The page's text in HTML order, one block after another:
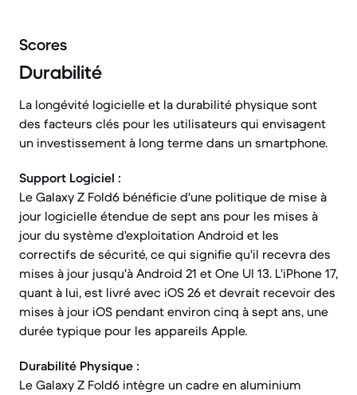
Scores
Durabilité
La longévité logicielle et la durabilité physique sont
des facteurs clés pour les utilisateurs qui envisagent
un investissement à long terme dans un smartphone.
Support Logiciel :
Le Galaxy Z Fold6 bénéficie d'une politique de mise à
jour logicielle étendue de sept ans pour les mises à
jour du système d'exploitation Android et les
correctifs de sécurité, ce qui signifie qu'il recevra des
mises à jour jusqu'à Android 21 et One UI 13. L'iPhone 17,
quant à lui, est livré avec iOS 26 et devrait recevoir des
mises à jour iOS pendant environ cinq à sept ans, une
durée typique pour les appareils Apple.
Durabilité Physique :
Le Galaxy Z Fold6 intègre un cadre en aluminium